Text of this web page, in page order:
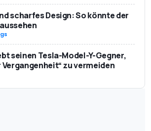
scharfes Design: So könnte der
seinen Tesla-Model-Y-Gegner,
Vergangenheit“ zu vermeiden